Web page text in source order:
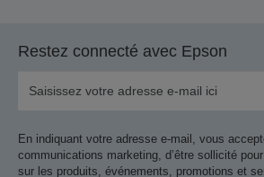
Restez connecté avec Epson
En indiquant votre adresse e-mail, vous
communications marketing, d’être sollicité
sur les produits, événements, promotions et